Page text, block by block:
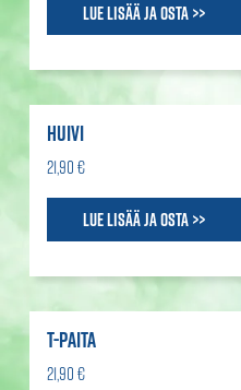
Lue lisää ja osta >>
HUIVI
21,90 €
Lue lisää ja osta >>
T-PAITA
21,90 €